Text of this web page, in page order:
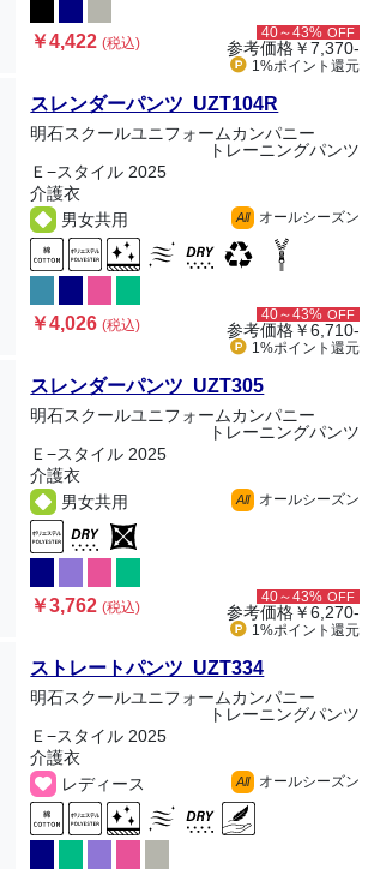
￥4,422(税込)
40～43% OFF
参考価格￥7,370-
1%ポイント 還元
スレンダーパンツ UZT104R
明石スクールユニフォームカンパニー
トレーニングパンツ
Ｅ−スタイル 2025
介護衣
男女共用
All オールシーズン
￥4,026(税込)
40～43% OFF
参考価格￥6,710-
1%ポイント 還元
スレンダーパンツ UZT305
明石スクールユニフォームカンパニー
トレーニングパンツ
Ｅ−スタイル 2025
介護衣
男女共用
All オールシーズン
￥3,762(税込)
40～43% OFF
参考価格￥6,270-
1%ポイント 還元
ストレートパンツ UZT334
明石スクールユニフォームカンパニー
トレーニングパンツ
Ｅ−スタイル 2025
介護衣
レディース
All オールシーズン